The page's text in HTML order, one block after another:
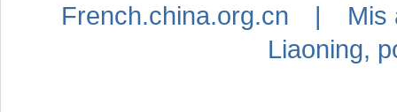
French.china.org.cn |
Liaoning,